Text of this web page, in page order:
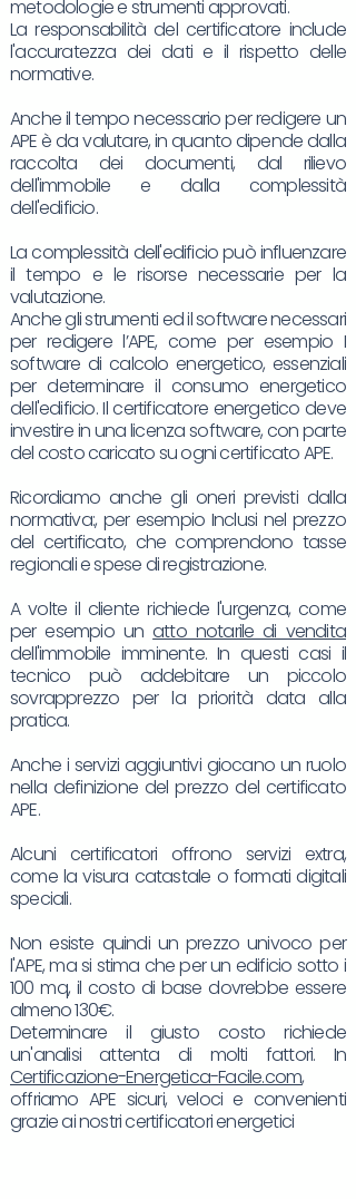
metodologie e strumenti approvati.
La responsabilità del certificatore include
l'accuratezza dei dati e il rispetto delle
normative.
Anche il tempo necessario per redigere un
APE è da valutare, in quanto dipende dalla
raccolta dei documenti, dal rilievo
dell'immobile e dalla complessità
dell'edificio.
La complessità dell'edificio può influenzare
il tempo e le risorse necessarie per la
valutazione.
Anche gli strumenti ed il software necessari
per redigere l’APE, come per esempio I
software di calcolo energetico, essenziali
per determinare il consumo energetico
dell'edificio. Il certificatore energetico deve
investire in una licenza software, con parte
del costo caricato su ogni certificato APE.
Ricordiamo anche gli oneri previsti dalla
normativa:, per esempio Inclusi nel prezzo
del certificato, che comprendono tasse
regionali e spese di registrazione.
A volte il cliente richiede l'urgenza, come
per esempio unatto notarile di vendita
dell'immobile imminente. In questi casi il
tecnico può addebitare un piccolo
sovrapprezzo per la priorità data alla
pratica.
Anche i servizi aggiuntivi giocano un ruolo
nella definizione del prezzo del certificato
APE.
Alcuni certificatori offrono servizi extra,
come la visura catastale o formati digitali
speciali.
Non esiste quindi un prezzo univoco per
l'APE, ma si stima che per un edificio sotto i
100 mq, il costo di base dovrebbe essere
almeno 130€.
Determinare il giusto costo richiede
un'analisi attenta di molti fattori. In
Certificazione-Energetica-Facile.com,
offriamo APE sicuri, veloci e convenienti
grazie ai nostri certificatori energetici